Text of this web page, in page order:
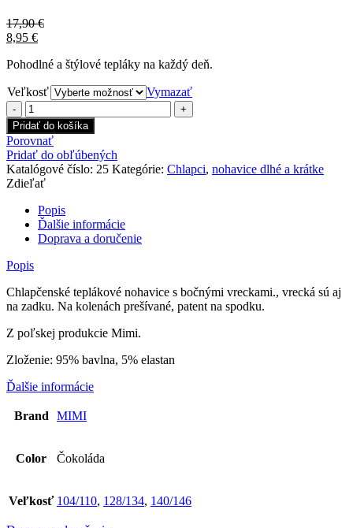
17,90€
8,95 €
Pohodlné a štýlové tepláky na každý deň.
Veľkosť
Vymazať
množstvo
Teplákové
nohavice
Mimi
čokoláda
Pridať do košíka
Porovnať
Pridať do obľúbených
Katalógové číslo: 25 Kategórie: Chlapci, nohavice dlhé a krátke
Zdieľať
Popis
Ďalšie informácie
Doprava a doručenie
Popis
Chlapčenské teplákové nohavice s bočnými vreckami., vrecká sú aj
na zadku. Na kolenách prešívané, patent na spodku.
Z poľskej produkcie Mimi.
Zloženie: 95% bavlna, 5% elastan
Ďalšie informácie
Brand MIMI
Color Čokoláda
Veľkosť 104/110, 128/134, 140/146